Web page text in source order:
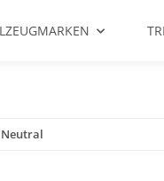
Neutral